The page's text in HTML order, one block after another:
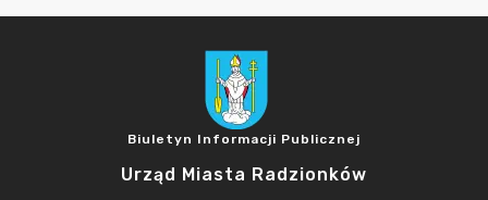
Biuletyn Informacji Publicznej
Urząd Miasta Radzionków